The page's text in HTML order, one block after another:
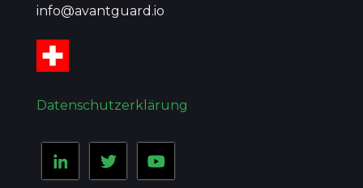
info@avantguard.io
Datenschutzerklärung